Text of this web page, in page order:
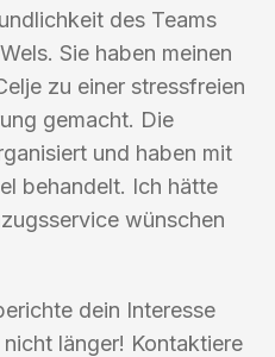
des Teams
Sie haben meinen
zu einer stressfreien
gemacht. Die
und haben mit
behandelt. Ich hätte
wünschen
dein Interesse
länger! Kontaktiere